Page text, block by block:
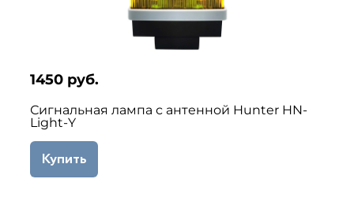
1450 руб.
Сигнальная лампа с антенной Hunter HN-
Light-Y
Купить